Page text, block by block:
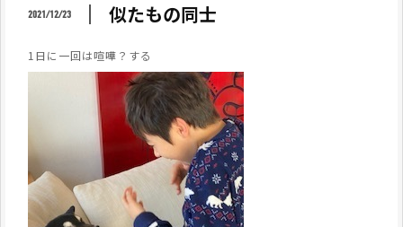
2021/12/23 似たもの同士
1日に一回は喧嘩？する